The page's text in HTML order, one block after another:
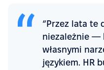
“Przez lata te
niezależnie —
własnymi
językiem. HR